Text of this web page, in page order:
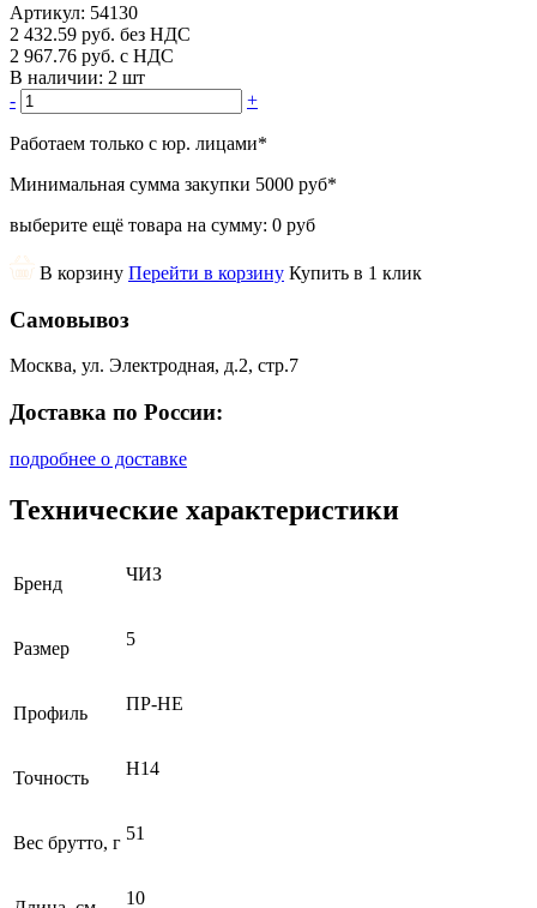
Артикул: 54130
2 432.59 руб. без НДС
2 967.76 руб. с НДС
В наличии: 2 шт
-
+
Работаем только с юр. лицами*
Минимальная сумма закупки 5000 руб*
выберите ещё товара на сумму: 0 руб
В корзину Перейти в корзину Купить в 1 клик
Самовывоз
Москва, ул. Электродная, д.2, стр.7
Доставка по России:
подробнее о доставке
Технические характеристики
Бренд ЧИЗ
Размер 5
Профиль ПР-НЕ
Точность H14
Вес брутто, г 51
10